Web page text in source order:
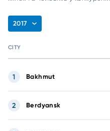
2017
CITY
Bakhmut
1
Berdyansk
2